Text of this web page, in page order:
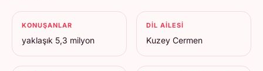
KONUŞANLAR
yaklaşık 5,3 milyon
DIL AILESI
Kuzey Cermen